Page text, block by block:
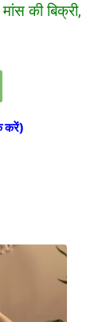
मांस की बिक्री,
करें)